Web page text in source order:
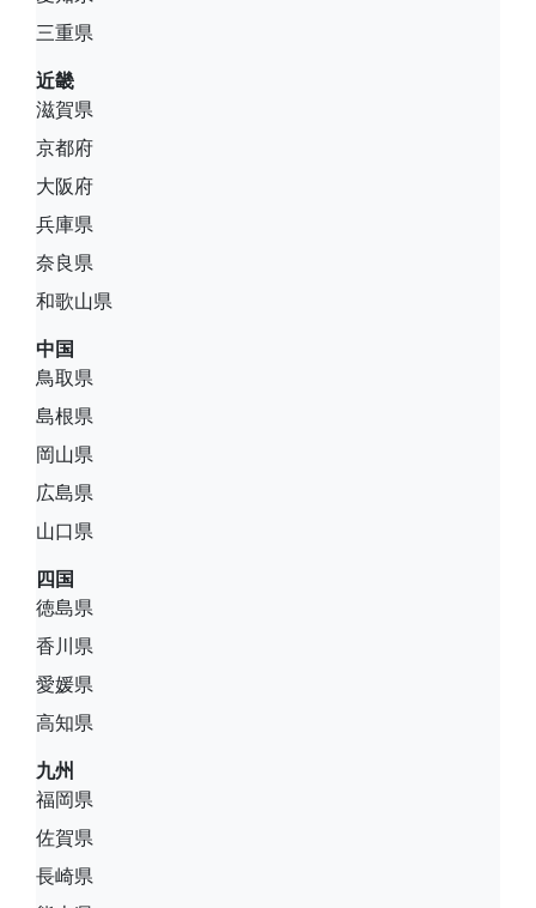
三重県
近畿
滋賀県
京都府
大阪府
兵庫県
奈良県
和歌山県
中国
鳥取県
島根県
岡山県
広島県
山口県
四国
徳島県
香川県
愛媛県
高知県
九州
福岡県
佐賀県
長崎県